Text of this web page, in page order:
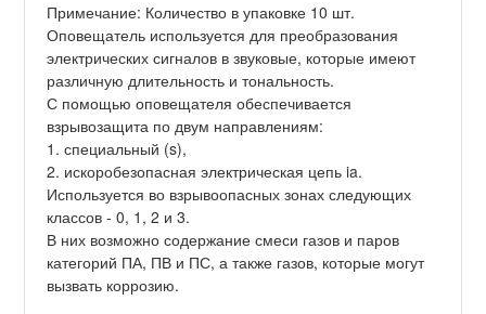
Примечание: Количество в упаковке 10 шт.
Оповещатель используется для преобразования
электрических сигналов в звуковые, которые имеют
различную длительность и тональность.
С помощью оповещателя обеспечивается
взрывозащита по двум направлениям:
1. специальный (s),
2. искоробезопасная электрическая цепь ia.
Используется во взрывоопасных зонах следующих
классов - 0, 1, 2 и 3.
В них возможно содержание смеси газов и паров
категорий ПА, ПВ и ПС, а также газов, которые могут
вызвать коррозию.